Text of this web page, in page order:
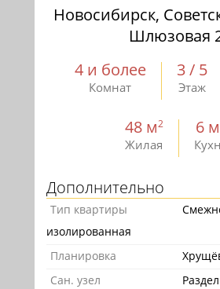
Новосибирск,
Шлюзовая
4 и более
Комнат
3 / 5
Этаж
48 м2
Жилая
6 м
Дополнительно
Тип квартиры
изолированная
Планировка
Сан. узел